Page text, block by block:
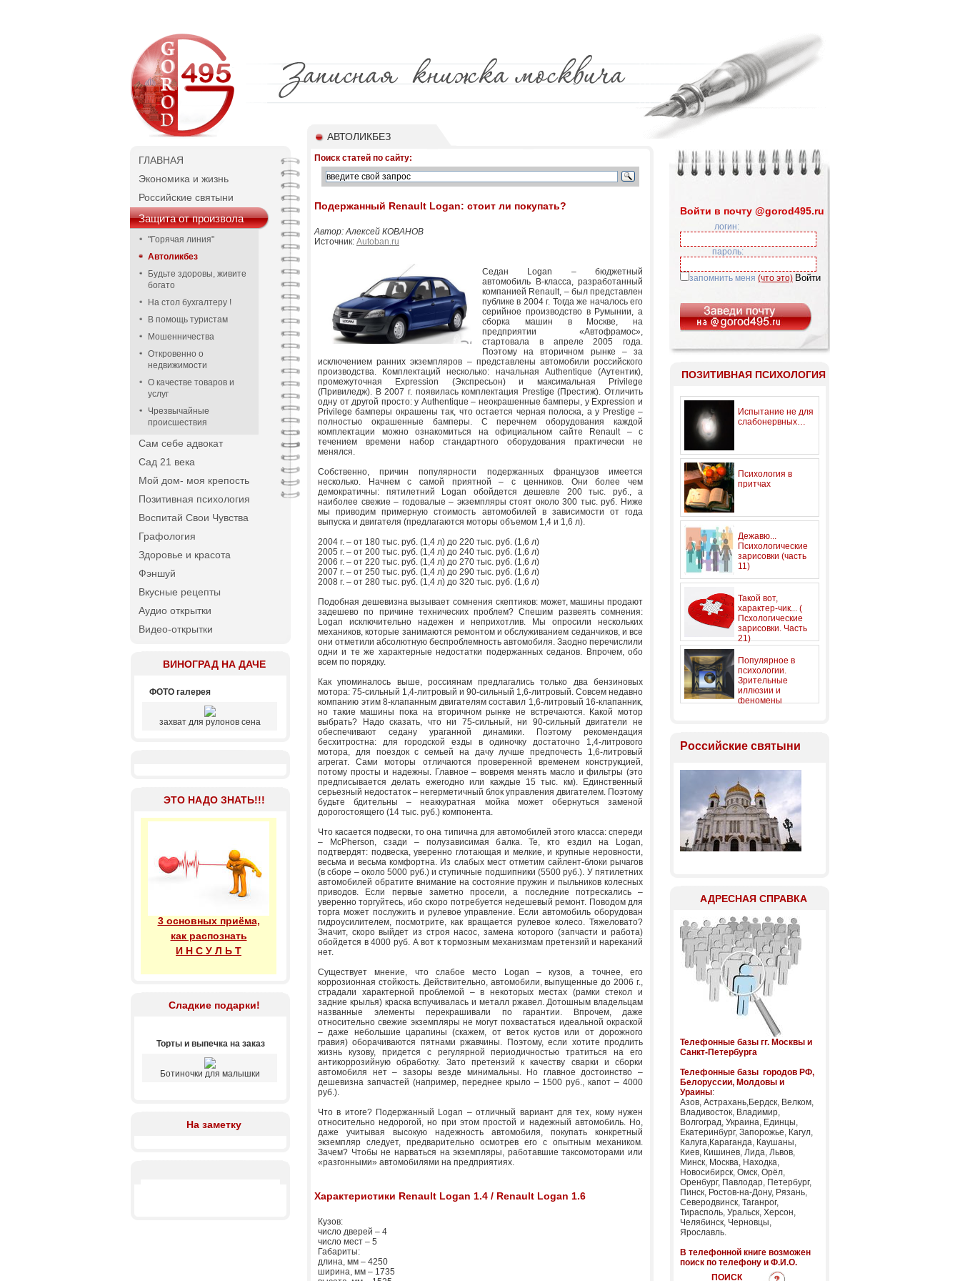
ГЛАВНАЯ
Экономика и жизнь
Российские святыни
Защита от произвола
"Горячая линия"
Автоликбез
Будьте здоровы, живите
богато
На стол бухгалтеру !
В помощь туристам
Мошенничества
Откровенно о
недвижимости
О качестве товаров и
услуг
Чрезвычайные
происшествия
Сам себе адвокат
Сад 21 века
Мой дом- моя крепость
Позитивная психология
Воспитай Свои Чувства
Графология
Здоровье и красота
Фэншуй
Вкусные рецепты
Аудио открытки
Видео-открытки
ВИНОГРАД НА ДАЧЕ
ФОТО галерея
захват для рулонов сена
ЭТО НАДО ЗНАТЬ!!!
3 основных приёма,
как распознать
И Н С У Л Ь Т
Сладкие подарки!
Торты и выпечка на заказ
Ботиночки для малышки
На заметку
АВТОЛИКБЕЗ
Поиск статей по сайту:
Подержанный Renault Logan: стоит ли покупать?
Автор: Алексей КОВАНОВ
Источник: Autoban.ru
Седан Logan – бюджетный
автомобиль В-класса, разработанный
компанией Renault, – был представлен
публике в 2004 г. Тогда же началось его
серийное производство в Румынии, а
сборка машин в Москве, на
предприятии «Автофрамос»,
стартовала в апреле 2005 года.
Поэтому на вторичном рынке – за
исключением ранних экземпляров – представлены автомобили российского
производства. Комплектаций несколько: начальная Authentique (Аутентик),
промежуточная Expression (Экспресьон) и максимальная Privilege
(Привиледж). В 2007 г. появилась комплектация Prestige (Престиж). Отличить
одну от другой просто: у Authentique – неокрашенные бамперы, у Expression и
Privilege бамперы окрашены так, что остается черная полоска, а у Prestige –
полностью окрашенные бамперы. С перечнем оборудования каждой
комплектации можно ознакомиться на официальном сайте Renault – с
течением времени набор стандартного оборудования практически не
менялся.
Собственно, причин популярности подержанных французов имеется
несколько. Начнем с самой приятной – с ценников. Они более чем
демократичны: пятилетний Logan обойдется дешевле 200 тыс. руб., а
наиболее свежие – годовалые – экземпляры стоят около 300 тыс. руб. Ниже
мы приводим примерную стоимость автомобилей в зависимости от года
выпуска и двигателя (предлагаются моторы объемом 1,4 и 1,6 л).
2004 г. – от 180 тыс. руб. (1,4 л) до 220 тыс. руб. (1,6 л)
2005 г. – от 200 тыс. руб. (1,4 л) до 240 тыс. руб. (1,6 л)
2006 г. – от 220 тыс. руб. (1,4 л) до 270 тыс. руб. (1,6 л)
2007 г. – от 250 тыс. руб. (1,4 л) до 290 тыс. руб. (1,6 л)
2008 г. – от 280 тыс. руб. (1,4 л) до 320 тыс. руб. (1,6 л)
Подобная дешевизна вызывает сомнения скептиков: может, машины продают
задешево по причине технических проблем? Спешим развеять сомнения:
Logan исключительно надежен и неприхотлив. Мы опросили нескольких
механиков, которые занимаются ремонтом и обслуживанием седанчиков, и все
они отметили абсолютную беспроблемность автомобиля. Заодно перечислили
одни и те же характерные недостатки подержанных седанов. Впрочем, обо
всем по порядку.
Как упоминалось выше, россиянам предлагались только два бензиновых
мотора: 75-сильный 1,4-литровый и 90-сильный 1,6-литровый. Совсем недавно
компанию этим 8-клапанным двигателям составил 1,6-литровый 16-клапанник,
но такие машины пока на вторичном рынке не встречаются. Какой мотор
выбрать? Надо сказать, что ни 75-сильный, ни 90-сильный двигатели не
обеспечивают седану ураганной динамики. Поэтому рекомендация
бесхитростна: для городской езды в одиночку достаточно 1,4-литрового
мотора, для поездок с семьей на дачу лучше предпочесть 1,6-литровый
агрегат. Сами моторы отличаются проверенной временем конструкцией,
потому просты и надежны. Главное – вовремя менять масло и фильтры (это
предписывается делать ежегодно или каждые 15 тыс. км). Единственный
серьезный недостаток – негерметичный блок управления двигателем. Поэтому
будьте бдительны – неаккуратная мойка может обернуться заменой
дорогостоящего (14 тыс. руб.) компонента.
Что касается подвески, то она типична для автомобилей этого класса: спереди
– McPherson, сзади – полузависимая балка. Те, кто ездил на Logan,
подтвердят: подвеска, уверенно глотающая и мелкие, и крупные неровности,
весьма и весьма комфортна. Из слабых мест отметим сайлент-блоки рычагов
(в сборе – около 5000 руб.) и ступичные подшипники (5500 руб.). У пятилетних
автомобилей обратите внимание на состояние пружин и пыльников колесных
приводов. Если первые заметно просели, а последние потрескались –
уверенно торгуйтесь, ибо скоро потребуется недешевый ремонт. Поводом для
торга может послужить и рулевое управление. Если автомобиль оборудован
гидроусилителем, посмотрите, как вращается рулевое колесо. Тяжеловато?
Значит, скоро выйдет из строя насос, замена которого (запчасти и работа)
обойдется в 4000 руб. А вот к тормозным механизмам претензий и нареканий
нет.
Существует мнение, что слабое место Logan – кузов, а точнее, его
коррозионная стойкость. Действительно, автомобили, выпущенные до 2006 г.,
страдали характерной проблемой – в некоторых местах (рамки стекол и
задние крылья) краска вспучивалась и металл ржавел. Дотошным владельцам
названные элементы перекрашивали по гарантии. Впрочем, даже
относительно свежие экземпляры не могут похвастаться идеальной окраской
– даже небольшие царапины (скажем, от веток кустов или от дорожного
гравия) оборачиваются пятнами ржавчины. Поэтому, если хотите продлить
жизнь кузову, придется с регулярной периодичностью тратиться на его
антикоррозийную обработку. Зато претензий к качеству сварки и сборки
автомобиля нет – зазоры везде минимальны. Но главное достоинство –
дешевизна запчастей (например, переднее крыло – 1500 руб., капот – 4000
руб.).
Что в итоге? Подержанный Logan – отличный вариант для тех, кому нужен
относительно недорогой, но при этом простой и надежный автомобиль. Но,
даже учитывая высокую надежность автомобиля, покупать конкретный
экземпляр следует, предварительно осмотрев его с опытным механиком.
Зачем? Чтобы не нарваться на экземпляры, работавшие таксомоторами или
«разгонными» автомобилями на предприятиях.
Характеристики Renault Logan 1.4 / Renault Logan 1.6
Кузов:
число дверей – 4
число мест – 5
Габариты:
длина, мм – 4250
ширина, мм – 1735
Войти в почту @gorod495.ru
логин:
пароль:
запомнить меня (что это)
ПОЗИТИВНАЯ ПСИХОЛОГИЯ
Испытание не для
слабонервных…
Психология в
притчах
Дежавю...
Психологические
зарисовки (часть
11)
Такой вот,
характер-чик... (
Псхологические
зарисовки. Часть
21)
Популярное в
психологии.
Зрительные
иллюзии и
феномены
Российские святыни
АДРЕСНАЯ СПРАВКА
Телефонные базы гг. Москвы и
Санкт-Петербурга
Телефонные базы городов РФ,
Белоруссии, Молдовы и
Ураины:
Азов, Астрахань,Бердск, Велком,
Владивосток, Владимир,
Волгоград, Украина, Единцы,
Екатеринбург, Запорожье, Кагул,
Калуга,Караганда, Каушаны,
Киев, Кишинев, Лида, Львов,
Минск, Москва, Находка,
Новосибирск, Омск, Орёл,
Оренбург, Павлодар, Петербург,
Пинск, Ростов-на-Дону, Рязань,
Северодвинск, Таганрог,
Тирасполь, Уральск, Херсон,
Челябинск, Черновцы,
Ярославль.
В телефонной книге возможен
поиск по телефону и Ф.И.О.
ПОИСК